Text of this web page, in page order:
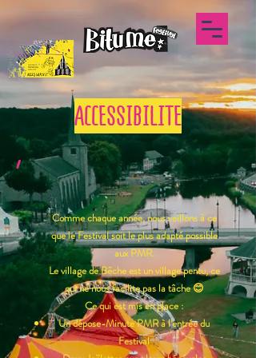
ACCESSIBILITE
'
Comme chaque année, nous veillons à ce
que le Festival soit le plus adapté possible
aux PMR.
Le village de Bêche est un village pentu, ce
qui ne nous facilite pas la tâche 😊
Ce qui est mis en place :
Un dépose-Minute PMR à l’entrée du
Festival